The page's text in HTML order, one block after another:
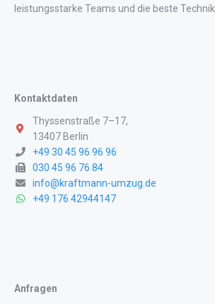
leistungsstarke Teams und die beste Technik.
Kontaktdaten
Thyssenstraße 7–17,
13407 Berlin
+49 30 45 96 96 96
030 45 96 76 84
info@kraftmann-umzug.de
+49 176 42944147
Anfragen